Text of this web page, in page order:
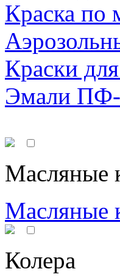
Краска по
Краски
Эмали
Масляные
Масляные
Колера